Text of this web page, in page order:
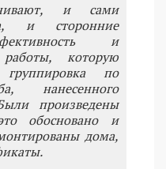
и сами
и сторонние
и
которую
группировка по
нанесенного
произведены
обосновано и
дома,